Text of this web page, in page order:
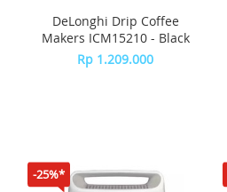
DeLonghi Drip Coffee
Makers ICM15210 - Black
Rp 1.209.000
-25%*